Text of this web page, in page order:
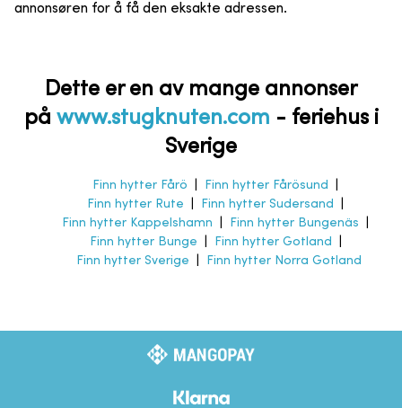
annonsøren for å få den eksakte adressen.
Dette er en av mange annonser
på www.stugknuten.com - feriehus i
Sverige
Finn hytter Fårö Finn hytter Fårösund
Finn hytter Rute
Finn hytter Sudersand
Finn hytter Kappelshamn
Finn hytter Bungenäs
Finn hytter Bunge
Finn hytter Gotland
Finn hytter Sverige
Finn hytter Norra Gotland